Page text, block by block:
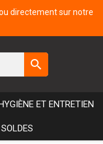
directement sur notre
search
ET ENTRETIEN
SOLDES